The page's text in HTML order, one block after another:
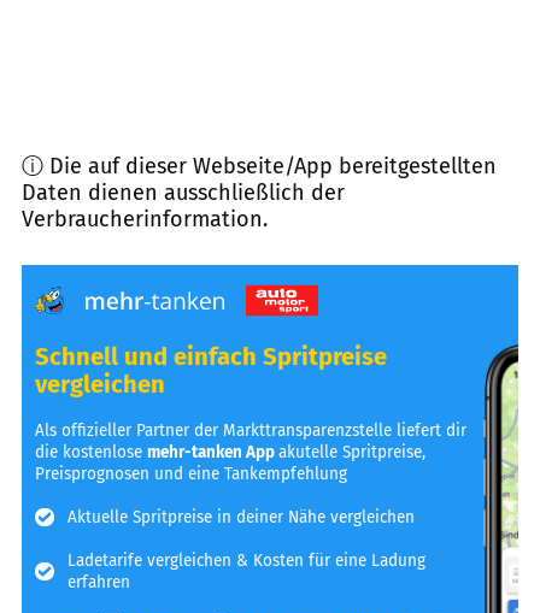
ⓘ Die auf dieser Webseite/App bereitgestellten
Daten dienen ausschließlich der
Verbraucherinformation.
Schnell und einfach Spritpreise
vergleichen
Als offizieller Partner der Markttransparenzstelle liefert dir
die kostenlosemehr-tanken Appakutelle Spritpreise,
Preisprognosen und eine Tankempfehlung
Aktuelle Spritpreise in deiner Nähe vergleichen
Ladetarife vergleichen & Kosten für eine Ladung
erfahren